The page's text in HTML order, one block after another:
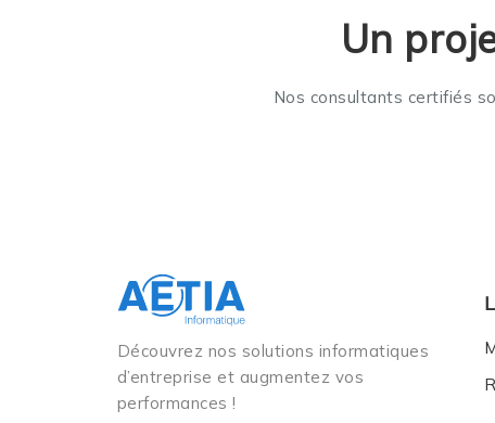
Un
Nos consultants certifiés
Découvrez nos solutions informatiques
d’entreprise et augmentez vos
performances !